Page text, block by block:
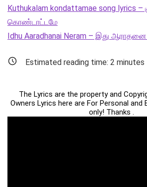
Kuthukalam kondattamae song lyrics –
கொண்டாட்டமே
Idhu Aaradhanai Neram – இது
Estimated reading time: 2 minutes
The Lyrics are the property and
Owners Lyrics here are For Personal and
only! Thanks .